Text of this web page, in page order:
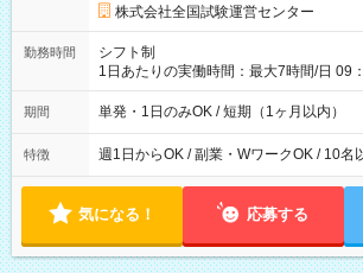
円の場合あり ・国家試験 7:00～13:30（
円（役割手当＋100円）×6時間＝日収8,400円
間】試用期間なし
株式会社全国試験運営センター
勤務時間
シフト制
1日あたりの実働時間：最大7時間/日 09
間は 試験により異なります。
期間 単発・1日のみOK / 短期（1ヶ月以内）
特徴 週1日からOK / 副業・WワークOK / 10名
気になる！ 応募する